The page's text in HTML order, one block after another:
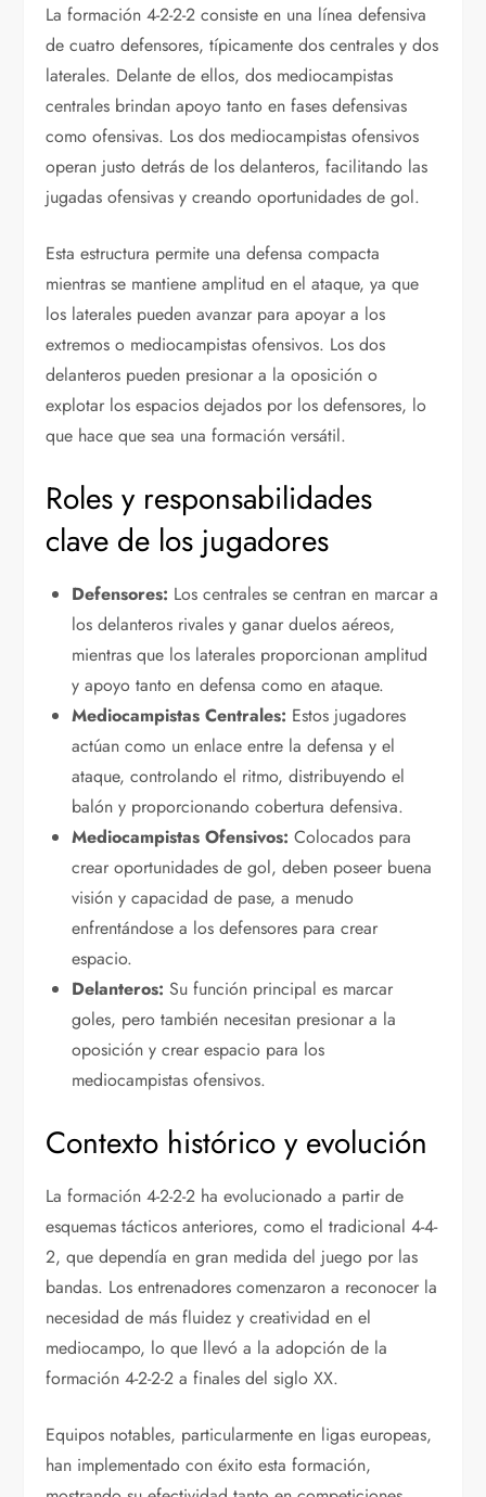
La formación 4-2-2-2 consiste en una línea defensiva
de cuatro defensores, típicamente dos centrales y dos
laterales. Delante de ellos, dos mediocampistas
centrales brindan apoyo tanto en fases defensivas
como ofensivas. Los dos mediocampistas ofensivos
operan justo detrás de los delanteros, facilitando las
jugadas ofensivas y creando oportunidades de gol.
Esta estructura permite una defensa compacta
mientras se mantiene amplitud en el ataque, ya que
los laterales pueden avanzar para apoyar a los
extremos o mediocampistas ofensivos. Los dos
delanteros pueden presionar a la oposición o
explotar los espacios dejados por los defensores, lo
que hace que sea una formación versátil.
Roles y responsabilidades
clave de los jugadores
Defensores: Los centrales se centran en marcar a
los delanteros rivales y ganar duelos aéreos,
mientras que los laterales proporcionan amplitud
y apoyo tanto en defensa como en ataque.
Mediocampistas Centrales: Estos jugadores
actúan como un enlace entre la defensa y el
ataque, controlando el ritmo, distribuyendo el
balón y proporcionando cobertura defensiva.
Mediocampistas Ofensivos: Colocados para
crear oportunidades de gol, deben poseer buena
visión y capacidad de pase, a menudo
enfrentándose a los defensores para crear
espacio.
Delanteros: Su función principal es marcar
goles, pero también necesitan presionar a la
oposición y crear espacio para los
mediocampistas ofensivos.
Contexto histórico y evolución
La formación 4-2-2-2 ha evolucionado a partir de
esquemas tácticos anteriores, como el tradicional 4-4-
2, que dependía en gran medida del juego por las
bandas. Los entrenadores comenzaron a reconocer la
necesidad de más fluidez y creatividad en el
mediocampo, lo que llevó a la adopción de la
formación 4-2-2-2 a finales del siglo XX.
Equipos notables, particularmente en ligas europeas,
han implementado con éxito esta formación,